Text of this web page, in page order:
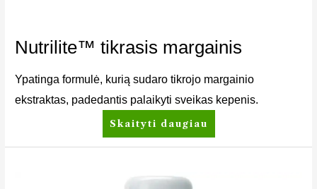
Nutrilite™ tikrasis margainis
Ypatinga formulė, kurią sudaro tikrojo margainio
ekstraktas, padedantis palaikyti sveikas kepenis.
Skaityti daugiau